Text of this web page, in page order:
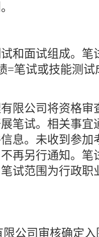
和面试组成。笔
=笔试或技能测
限公司将资格审
笔试。相关事宜
息。未收到参加
再另行通知。笔
试范围为行政职
公司审核确定